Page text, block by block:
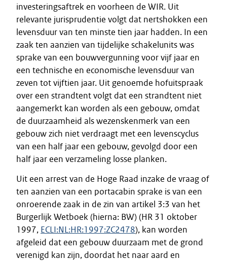
investeringsaftrek en voorheen de WIR. Uit
relevante jurisprudentie volgt dat nertshokken een
levensduur van ten minste tien jaar hadden. In een
zaak ten aanzien van tijdelijke schakelunits was
sprake van een bouwvergunning voor vijf jaar en
een technische en economische levensduur van
zeven tot vijftien jaar. Uit genoemde hofuitspraak
over een strandtent volgt dat een strandtent niet
aangemerkt kan worden als een gebouw, omdat
de duurzaamheid als wezenskenmerk van een
gebouw zich niet verdraagt met een levenscyclus
van een half jaar een gebouw, gevolgd door een
half jaar een verzameling losse planken.
Uit een arrest van de Hoge Raad inzake de vraag of
ten aanzien van een portacabin sprake is van een
onroerende zaak in de zin van artikel 3:3 van het
Burgerlijk Wetboek (hierna: BW) (HR 31 oktober
1997, ECLI:NL:HR:1997:ZC2478), kan worden
afgeleid dat een gebouw duurzaam met de grond
verenigd kan zijn, doordat het naar aard en